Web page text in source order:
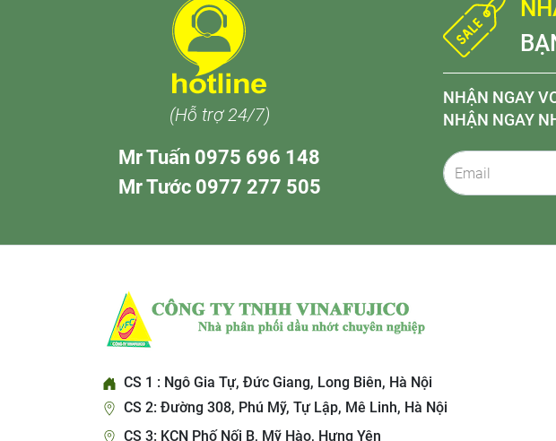
(Hỗ trợ 24/7)
Mr Tuấn 0975 696 148
Mr Tước 0977 277 505
NHẬN NGAY
NHẬN NGAY
CS 1 : Ngô Gia Tự, Đức Giang, Long Biên, Hà Nội
CS 2: Đường 308, Phú Mỹ, Tự Lập, Mê Linh, Hà Nội
CS 3: KCN Phố Nối B, Mỹ Hào, Hưng Yên